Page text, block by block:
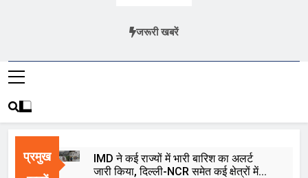
Jai Rashtra
हिंदी समाचार
जरूरी खबरें
प्रमुख
IMD ने कई राज्यों में भारी बारिश का अलर्ट
जारी किया, दिल्ली-NCR समेत कई क्षेत्रों में